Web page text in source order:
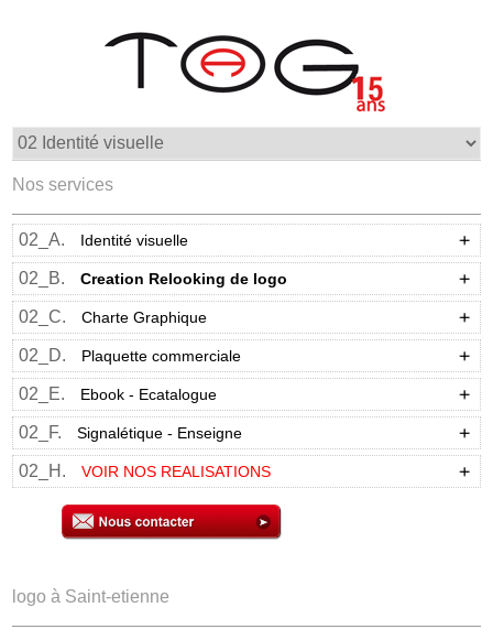
Nos services
02_A. Identité visuelle
02_B. Creation Relooking de logo
02_C. Charte Graphique
02_D. Plaquette commerciale
02_E. Ebook - Ecatalogue
02_F. Signalétique - Enseigne
02_H. VOIR NOS REALISATIONS
logo à Saint-etienne